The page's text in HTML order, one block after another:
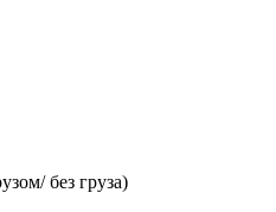
без груза)